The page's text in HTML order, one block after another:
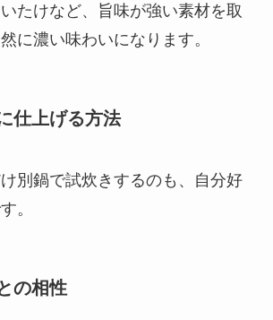
たけなど、旨味が強い素材を取
に濃い味わいになります。
仕上げる方法
別鍋で試炊きするのも、自分好
。
の相性